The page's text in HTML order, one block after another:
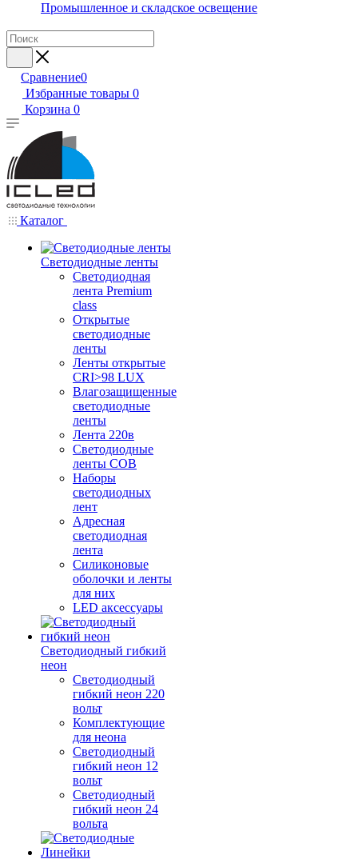
Промышленное и складское освещение
Сравнение0
Избранные товары 0
Корзина 0
Каталог
Светодиодные ленты
Светодиодная
лента Premium
class
Открытые
светодиодные
ленты
Ленты открытые
CRI>98 LUX
Влагозащищенные
светодиодные
ленты
Лента 220в
Светодиодные
ленты COB
Наборы
светодиодных
лент
Адресная
светодиодная
лента
Силиконовые
оболочки и ленты
для них
LED аксессуары
Светодиодный гибкий
неон
Светодиодный
гибкий неон 220
вольт
Комплектующие
для неона
Светодиодный
гибкий неон 12
вольт
Светодиодный
гибкий неон 24
вольта